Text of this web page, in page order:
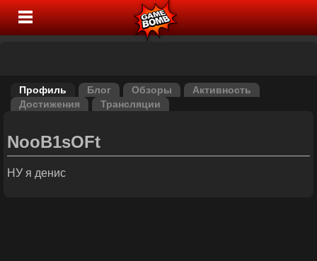
Профиль Блог Обзоры
Активность
Достижения
Трансляции
NooB1sOFt
НУ я денис